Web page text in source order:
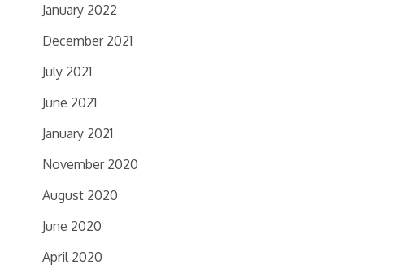
January 2022
December 2021
July 2021
June 2021
January 2021
November 2020
August 2020
June 2020
April 2020